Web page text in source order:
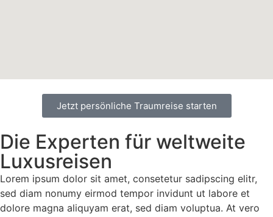
Jetzt persönliche Traumreise starten
Die Experten für weltweite
Luxusreisen
Lorem ipsum dolor sit amet, consetetur sadipscing elitr,
sed diam nonumy eirmod tempor invidunt ut labore et
dolore magna aliquyam erat, sed diam voluptua. At vero